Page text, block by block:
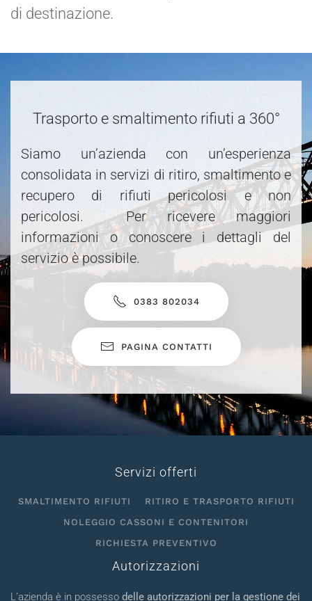
di destinazione.
Trasporto e smaltimento rifiuti a 360°
Siamo un’azienda con un’esperienza
consolidata in servizi di ritiro, smaltimento e
recupero di rifiuti pericolosi e non
pericolosi. Per ricevere maggiori
informazioni o conoscere i dettagli del
servizio è possibile.
0383 802034
PAGINA CONTATTI
Servizi offerti
SMALTIMENTO RIFIUTI
RITIRO E TRASPORTO RIFIUTI
NOLEGGIO CASSONI E CONTENITORI
RICHIESTA PREVENTIVO
Autorizzazioni
L’azienda è in possesso delle autorizzazioni per la gestione dei